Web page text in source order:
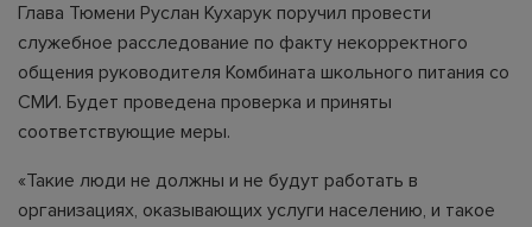
Глава Тюмени Руслан Кухарук поручил провести
служебное расследование по факту некорректного
общения руководителя Комбината школьного питания со
СМИ. Будет проведена проверка и приняты
соответствующие меры.
«Такие люди не должны и не будут работать в
организациях, оказывающих услуги населению, и такое